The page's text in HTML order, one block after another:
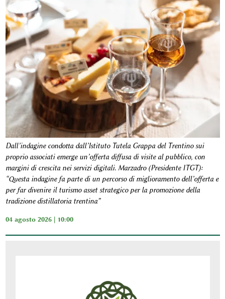
Dall’indagine condotta dall’Istituto Tutela Grappa del Trentino sui
proprio associati emerge un’offerta diffusa di visite al pubblico, con
margini di crescita nei servizi digitali. Marzadro (Presidente ITGT):
“Questa indagine fa parte di un percorso di miglioramento dell’offerta e
per far divenire il turismo asset strategico per la promozione della
tradizione distillatoria trentina”
04 agosto 2026 | 10:00